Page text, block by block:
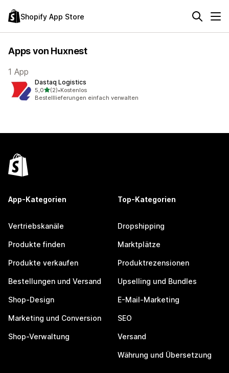
Shopify App Store
Apps von Huxnest
1 App
Dastaq Logistics
5,0von 5 Sternen
(2)
2 Rezensionen insgesamt
•Kostenlos
Bestelllieferungen einfach verwalten
App-Kategorien
Vertriebskanäle
Produkte finden
Produkte verkaufen
Bestellungen und Versand
Shop-Design
Marketing und Conversion
Shop-Verwaltung
Top-Kategorien
Dropshipping
Marktplätze
Produktrezensionen
Upselling und Bundles
E-Mail-Marketing
SEO
Versand
Währung und Übersetzung